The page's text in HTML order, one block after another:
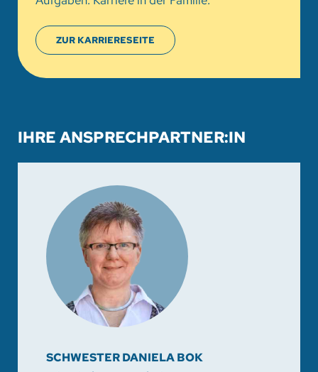
ZUR KARRIERESEITE
IHRE ANSPRECHPARTNER:IN
SCHWESTER DANIELA BOK